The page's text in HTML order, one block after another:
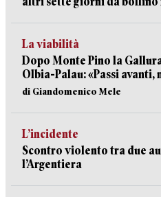
La viabilità
Dopo Monte Pino la
Olbia-Palau: «Passi avanti,
di Giandomenico Mele
L’incidente
Scontro violento tra due
l’Argentiera